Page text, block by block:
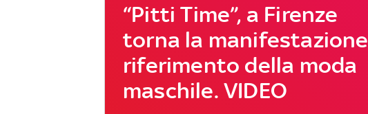
“Pitti Time”, a Firenze
torna la manifestazione
riferimento della moda
maschile. VIDEO